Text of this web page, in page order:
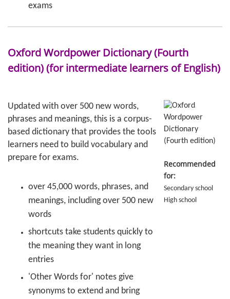
exams
Oxford Wordpower Dictionary (Fourth
edition) (for intermediate learners of English)
Updated with over 500 new words,
phrases and meanings, this is a corpus-
based dictionary that provides the tools
learners need to build vocabulary and
prepare for exams.
over 45,000 words, phrases, and
meanings, including over 500 new
words
shortcuts take students quickly to
the meaning they want in long
entries
'Other Words for' notes give
synonyms to extend and bring
Recommended
for:
Secondary school
High school